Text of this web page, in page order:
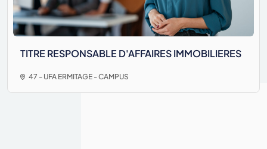
TITRE RESPONSABLE D'AFFAIRES IMMOBILIERES
47 - UFA ERMITAGE - CAMPUS